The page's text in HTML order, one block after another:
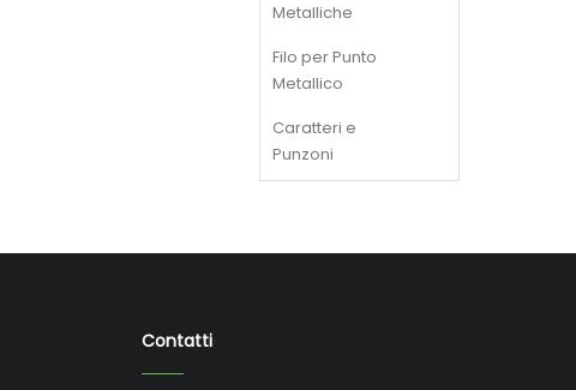
Metalliche
Filo per Punto
Metallico
Caratteri e
Punzoni
Contatti